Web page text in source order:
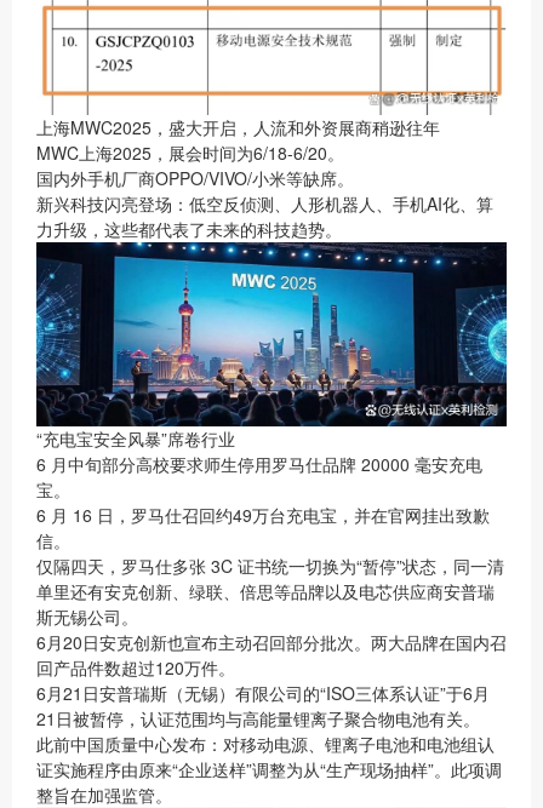
上海MWC2025，盛大开启，人流和外资展商稍逊往年
MWC上海2025，展会时间为6/18-6/20。
国内外手机厂商OPPO/VIVO/小米等缺席。
新兴科技闪亮登场：低空反侦测、人形机器人、手机AI化、算
力升级，这些都代表了未来的科技趋势。
“充电宝安全风暴”席卷行业
6 月中旬部分高校要求师生停用罗马仕品牌 20000 毫安充电
宝。
6 月 16 日，罗马仕召回约49万台充电宝，并在官网挂出致歉
信。
仅隔四天，罗马仕多张 3C 证书统一切换为“暂停”状态，同一清
单里还有安克创新、绿联、倍思等品牌以及电芯供应商安普瑞
斯无锡公司。
6月20日安克创新也宣布主动召回部分批次。两大品牌在国内召
回产品件数超过120万件。
6月21日安普瑞斯（无锡）有限公司的“ISO三体系认证”于6月
21日被暂停，认证范围均与高能量锂离子聚合物电池有关。
此前中国质量中心发布：对移动电源、锂离子电池和电池组认
证实施程序由原来“企业送样”调整为从“生产现场抽样”。此项调
整旨在加强监管。